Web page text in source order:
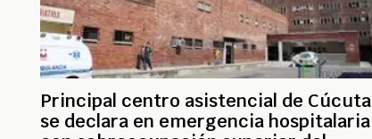
Principal centro asistencial de Cúcuta
se declara en emergencia hospitalaria